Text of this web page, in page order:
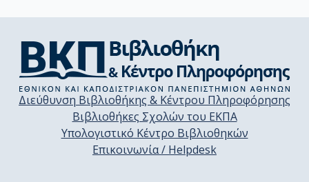
Διεύθυνση Βιβλιοθήκης & Κέντρου Πληροφόρησης
Βιβλιοθήκες Σχολών του ΕΚΠΑ
Υπολογιστικό Κέντρο Βιβλιοθηκών
Επικοινωνία / Helpdesk